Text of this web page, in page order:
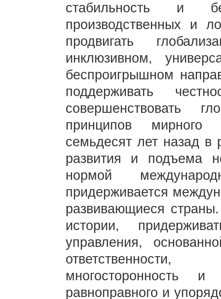
стабильность и
производственных и
продвигать
инклюзивном,
беспроигрышном
поддерживать
совершенствовать
принципов мирного
семьдесят лет назад в
развития и подъема
нормой
придерживается
развивающиеся
истории,
управления,
многосторонность и
равноправного и